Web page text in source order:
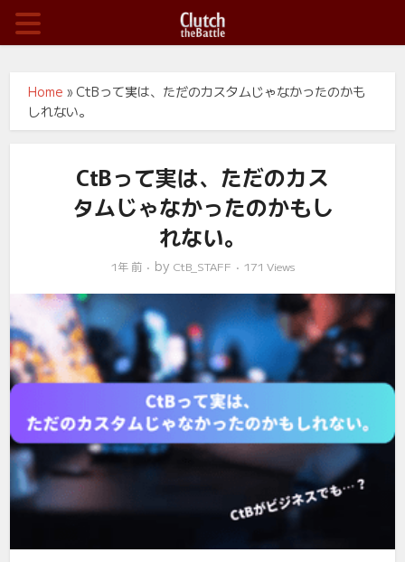
Home » CtBって実は、ただのカスタムじゃなかったのかも
しれない。
CtBって実は、ただのカス
タムじゃなかったのかもし
れない。
1年 前 by CtB_STAFF 171 Views